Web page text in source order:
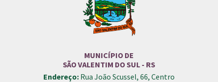
MUNICÍPIO DE
SÃO VALENTIM DO SUL - RS
Endereço: Rua João Scussel, 66, Centro